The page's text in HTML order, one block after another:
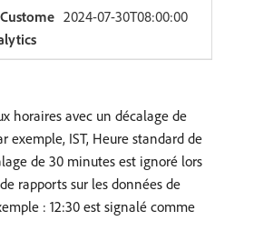
2024-07-30T08:00:00
horaires avec un décalage de
exemple, IST, Heure standard de
de 30 minutes est ignoré lors
rapports sur les données de
: 12:30 est signalé comme